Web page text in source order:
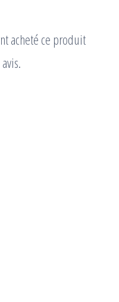
acheté ce produit